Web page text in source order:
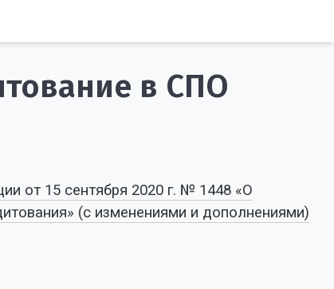
в СПО
от 15 сентября 2020 г. № 1448 «О
(с изменениями и дополнениями)